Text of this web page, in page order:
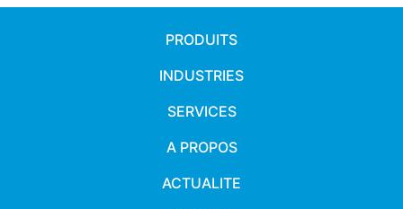
PRODUITS
INDUSTRIES
SERVICES
A PROPOS
ACTUALITE